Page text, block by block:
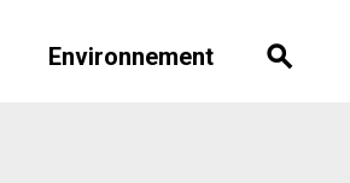
Environnement